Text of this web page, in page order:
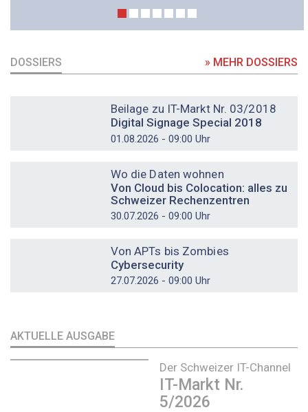
DOSSIERS » MEHR DOSSIERS
Beilage zu IT-Markt Nr. 03/2018
Digital Signage Special 2018
01.08.2026 - 09:00 Uhr
Wo die Daten wohnen
Von Cloud bis Colocation: alles zu
Schweizer Rechenzentren
30.07.2026 - 09:00 Uhr
Von APTs bis Zombies
Cybersecurity
27.07.2026 - 09:00 Uhr
AKTUELLE AUSGABE
Der Schweizer IT-Channel
IT-Markt Nr.
5/2026